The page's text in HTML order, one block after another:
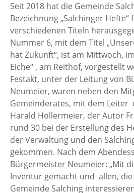
Seit 2018 hat die Gemeinde
Bezeichnung „Salchinger
verschiedenen Titeln
Nummer 6, mit dem Titel
hat Zukunft“, ist am Mittwoch,
Eiche“ , am Reithof, vorgestellt
Festakt, unter der Leitung von
Neumeier, waren neben den
Gemeinderates, mit dem Leiter
Harald Hollermeier, der Autor
rund 30 bei der Erstellung des
der Verwaltung und den
gekommen. Nach dem
Bürgermeister Neumeier: „Mit
Inventur gemacht und allen,
Gemeinde Salching